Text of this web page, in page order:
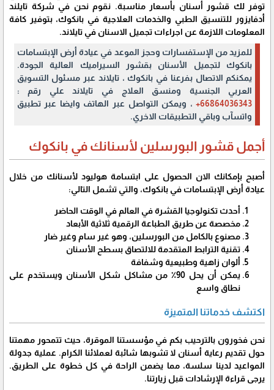
توفر لك قشور أسنان بأسعار مناسبة. نقوم نحن في شركة تايلند
أدفايزور للتنسيق الطبي والخدمات العلاجية في بانكوك، بتوفير كافة
المعلومات اللازمة عن اجراءات تجميل الاسنان في تايلاند.
للمزيد من الإستفسارات وحجز الموعد في عيادة أرض الإبتسامات
بانكوك لتجميل الأسنان بقشور السيراميك العالية الجودة.
يمكنكم الاتصال بفرعنا في بانكوك ، تايلاند عبر مسئول التسويق
العربي الجنسية ومنسق العلاج في تايلاند علي رقم :
66864036343+ ، ويمكن التواصل عبر الهاتف وايضا عبر تطبيق
واتسآب وباقي التطبيقات الاخري.
أجمل قشور البورسلين لأسنانك في بانكوك
أصبح بإمكانك الان الحصول على ابتسامة هوليود لأسنانك من خلال
عيادة أرض الإبتسامات في بانكوك، والتي تشمل التالي:
أحدث تكنولوجيا القشرة في العالم في الوقت الحاضر
مخصصة عن طريق الطباعة الرقمية ثلاثية الأبعاد
مصنوع بالكامل من البورسلين، وهو غير سام وغير ضار
تقنية الترابط المتقدمة للالتصاق بسطح الأسنان
ألوان زاهية وطبيعية وشفافة
يمكن أن يحل 90٪ من مشاكل شكل الأسنان ويستخدم على
نطاق واسع
اكتشف خدماتنا المتميزة
نحن فخورون بالترحيب بكم في مؤسستنا الموقرة، حيث تتمحور مهمتنا
حول تقديم رعاية أسنان لا تشوبها شائبة لعملائنا الكرام. عملية جدولة
المواعيد لدينا سلسة، مما يضمن الراحة في كل خطوة على الطريق.
يرجى قراءة الإرشادات قبل زيارتنا.